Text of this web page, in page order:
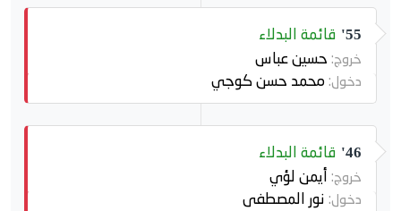
55' قائمة البدلاء
خروج: حسين عباس
دخول: محمد حسن كوجي
46' قائمة البدلاء
خروج: أيمن لؤي
دخول: نور المصطفى